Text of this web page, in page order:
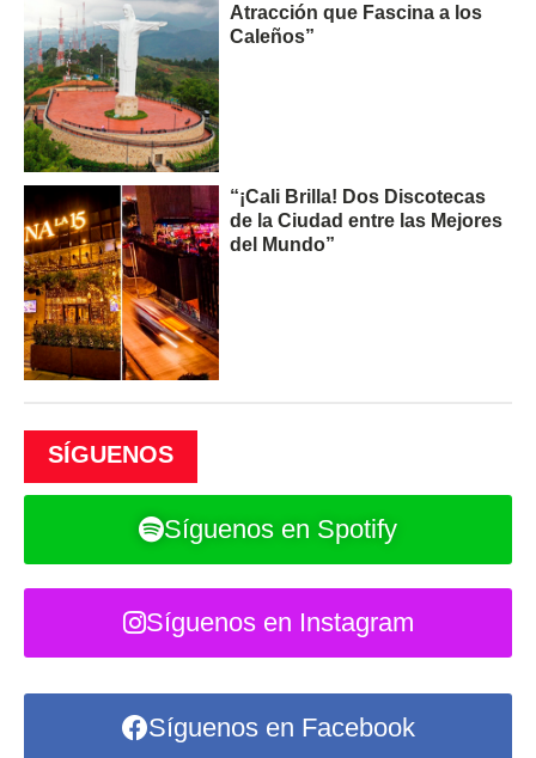
Atracción que Fascina a los
Caleños”
“¡Cali Brilla! Dos Discotecas
de la Ciudad entre las Mejores
del Mundo”
SÍGUENOS
Síguenos en Spotify
Síguenos en Instagram
Síguenos en Facebook